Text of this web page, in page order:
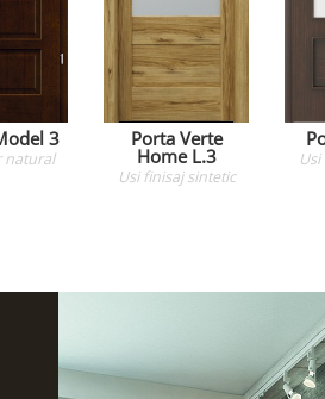
3
natural
Porta Verte
Home L.3
Usifinisaj sintetic
Usi